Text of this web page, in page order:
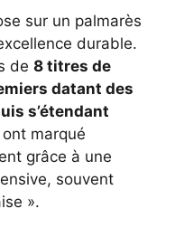
sur un palmarès
durable.
de 8 titres de
datant des
s’étendant
marqué
grâce à une
souvent
».